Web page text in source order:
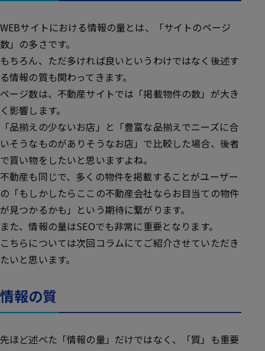
WEBサイトにおける情報の量とは、「サイトのページ
数」の多さです。
もちろん、ただ多ければ良いというわけではなく後述す
る情報の質も関わってきます。
ページ数は、不動産サイトでは「掲載物件の数」が大き
く影響します。
「品揃えの少ないお店」と「豊富な品揃えでニーズに合
いそうなものがありそうなお店」で比較した場合、後者
で買い物をしたいと思いますよね。
不動産も同じで、多くの物件を掲載することがユーザー
の「もしかしたらここの不動産会社ならお目当ての物件
が見つかるかも」という期待に繋がります。
また、情報の量はSEOでも非常に重要となります。
こちらについては次回コラムにてご紹介させていただき
たいと思います。
情報の質
先ほど述べた「情報の量」だけではなく、「質」も重要